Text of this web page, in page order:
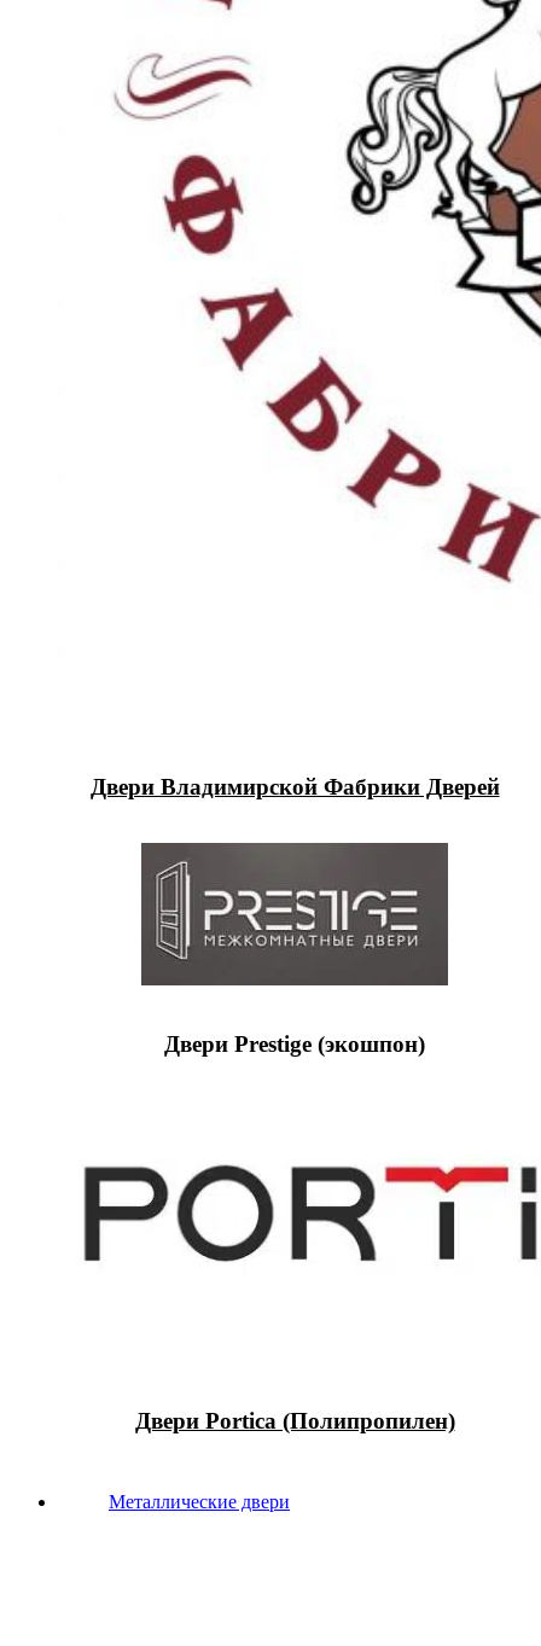
Двери Владимирской Фабрики Дверей
Двери Prestige (экошпон)
Двери Portica (Полипропилен)
Металлические двери